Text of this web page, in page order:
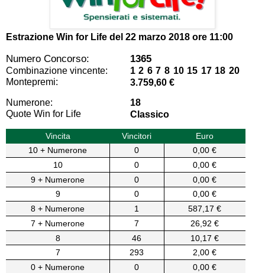
Estrazione Win for Life del 22 marzo 2018 ore 11:00
Numero Concorso: 1365
Combinazione vincente:
1 2 6 7 8 10 15 17 18 20
Montepremi:
3.759,60 €
Numerone:
18
Quote Win for Life
Classico
Vincita Vincitori
Euro
10 + Numerone
0
0,00 €
10
0
0,00 €
9 + Numerone
0
0,00 €
9
0
0,00 €
8 + Numerone
1
587,17 €
7 + Numerone
7
26,92 €
8
46
10,17 €
7
293
2,00 €
0 + Numerone
0
0,00 €